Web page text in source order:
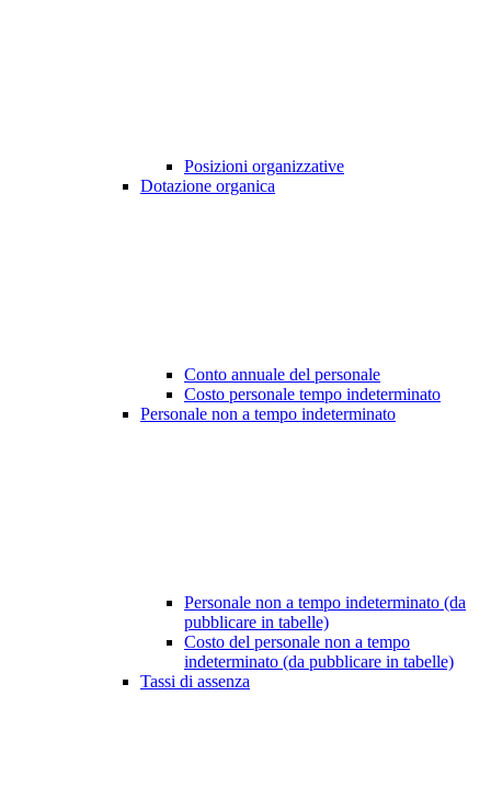
Posizioni organizzative
Dotazione organica
Conto annuale del personale
Costo personale tempo indeterminato
Personale non a tempo indeterminato
Personale non a tempo indeterminato (da
pubblicare in tabelle)
Costo del personale non a tempo
indeterminato (da pubblicare in tabelle)
Tassi di assenza